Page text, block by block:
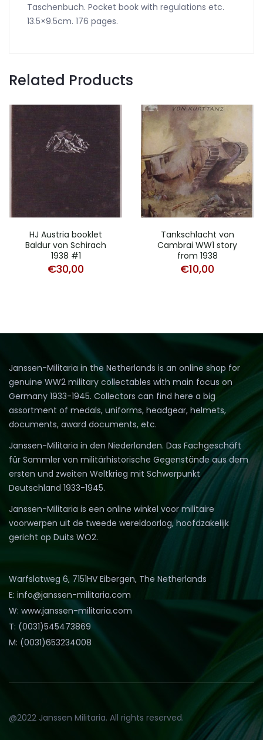
Taschenbuch. Pocket book with regulations etc.
13.5×9.5cm. 176 pages.
Related Products
HJ Austria booklet
Baldur von Schirach
1938 #1
€30,00
Tankschlacht von
Cambrai WW1 story
from 1938
€10,00
Janssen-Militaria in the Netherlands is an online shop for
genuine WW2 military collectables with main focus on
Germany 1933-1945. Collectors can find here a big
assortment of medals, uniforms, headgear, helmets,
documents, award documents, etc.
Janssen-Militaria in den Niederlanden. Das Fachgeschäft
für Sammler von militärhistorische Gegenstände aus dem
ersten und zweiten Weltkrieg mit Schwerpunkt
Deutschland 1933-1945.
Janssen-Militaria is een online winkel voor militaire
voorwerpen uit de tweede wereldoorlog, hoofdzakelijk
gericht op Duits WO2.
Warfslatweg 6, 7151HV Eibergen, The Netherlands
E: info@janssen-militaria.com
W: www.janssen-militaria.com
T: (0031)545473869
M: (0031)653234008
@2022 Janssen Militaria. All rights reserved.